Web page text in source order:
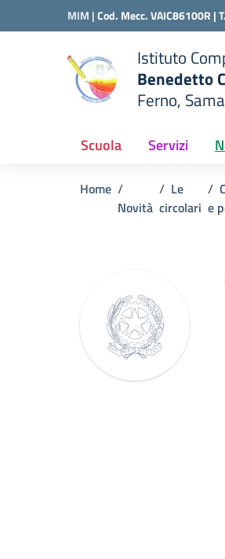
Vai ai contenuti
Vai al menu di navigazione
MIM |Cod. Mecc. VAIC86100R |
scuola
Istituto
Benedetto
Ferno,
Scuola Servizi
Home
Novità
Le
circolari e